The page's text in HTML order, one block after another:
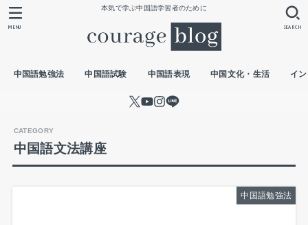
本気で学ぶ中国語学習者のために
中国語勉強法 中国語試験 中国語表現 中国文化・生活 イ
SEARCH
MENU
中国語文法講座
中国語勉強法